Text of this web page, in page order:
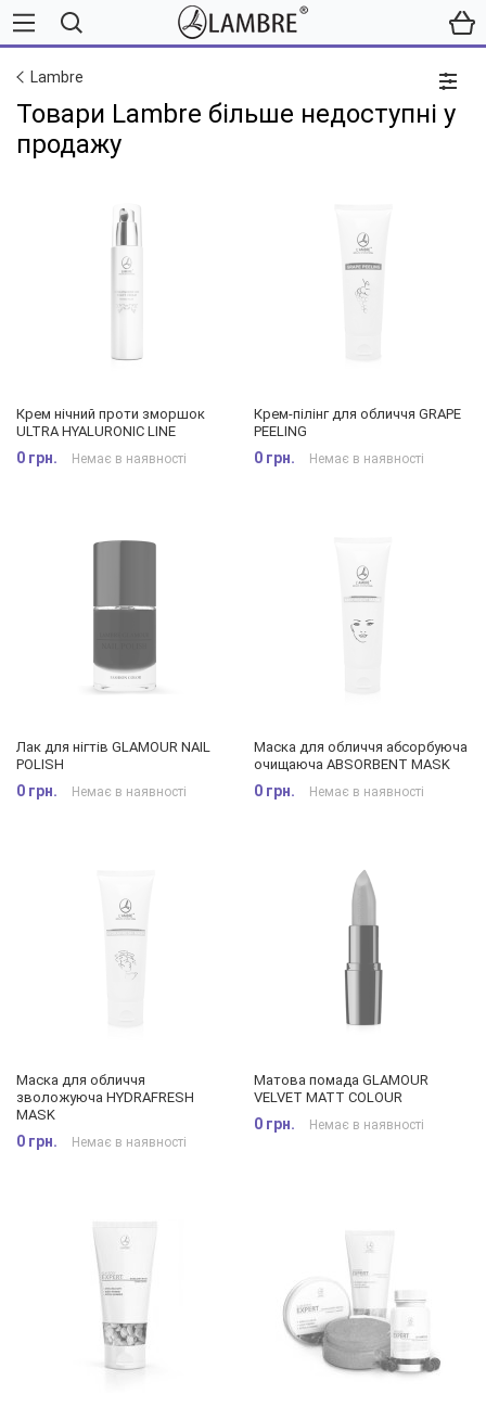
Lambre
Товари Lambre більше недоступні у
продажу
Крем нічний проти зморшок
ULTRA HYALURONIC LINE
0 грн. Немає в наявності
Крем-пілінг для обличчя GRAPE
PEELING
0 грн. Немає в наявності
Лак для нігтів GLAMOUR NAIL
POLISH
0 грн. Немає в наявності
Маска для обличчя абсорбуюча
очищаюча ABSORBENT MASK
0 грн. Немає в наявності
Маска для обличчя
зволожуюча HYDRAFRESH
MASK
0 грн. Немає в наявності
Матова помада GLAMOUR
VELVET MATT COLOUR
0 грн. Немає в наявності